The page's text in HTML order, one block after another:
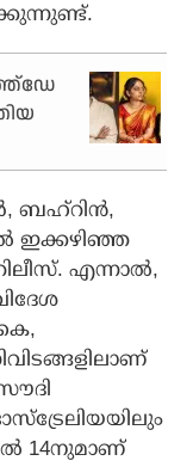
ബഹ്റിന്‍,
ഇക്കഴിഞ്ഞ
എന്നാല്‍,
14നുമാണ്